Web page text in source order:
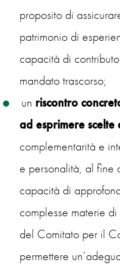
proposito di
patrimonio di
capacità di
mandato trascorso;
un riscontro
ad esprimere
complementarità e
e personalità, al fine
capacità di
complesse materie
del Comitato per il
permettere